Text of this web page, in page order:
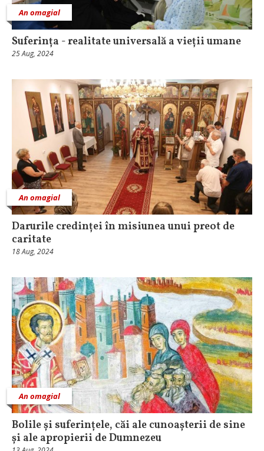
An omagial
Suferința - realitate universală a vieții umane
25 Aug, 2024
An omagial
Darurile credinței în misiunea unui preot de
caritate
18 Aug, 2024
An omagial
Bolile și suferințele, căi ale cunoașterii de sine
și ale apropierii de Dumnezeu